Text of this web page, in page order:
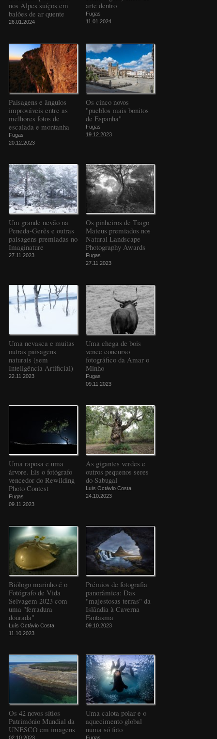
nos Alpes suíços em
balões de ar quente
26.01.2024
arte dentro
Fugas
11.01.2024
Paisagens e ângulos
improváveis entre as
melhores fotos de
escalada e montanha
Fugas
20.12.2023
Os cinco novos
"pueblos mais bonitos
de Espanha"
Fugas
19.12.2023
Um grande nevão na
Peneda-Gerês e outras
paisagens premiadas no
Imaginature
27.11.2023
Os pinheiros de Tiago
Mateus premiados nos
Natural Landscape
Photography Awards
Fugas
27.11.2023
Uma nevasca e muitas
outras paisagens
naturais (sem
Inteligência Artificial)
22.11.2023
Uma chega de bois
vence concurso
fotográfico da Amar o
Minho
Fugas
09.11.2023
Uma raposa e uma
árvore. Eis o fotógrafo
vencedor do Rewilding
Photo Contest
Fugas
09.11.2023
As gigantes verdes e
outros pequenos seres
do Sabugal
Luís Octávio Costa
24.10.2023
Biólogo marinho é o
Fotógrafo de Vida
Selvagem 2023 com
uma "ferradura
dourada"
Luís Octávio Costa
11.10.2023
Prémios de fotografia
panorâmica: Das
"majestosas terras" da
Islândia à Caverna
Fantasma
09.10.2023
Os 42 novos sítios
Património Mundial da
UNESCO em imagens
02.10.2023
Uma calota polar e o
aquecimento global
numa só foto
Fugas